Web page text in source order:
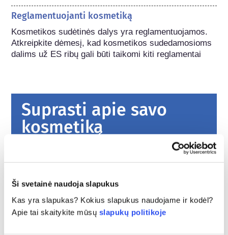
Ši svetainė naudoja slapukus
Kas yra slapukas? Kokius slapukus naudojame ir kodėl?
Apie tai skaitykite mūsų slapukų politikoje
Reglamentuojanti kosmetiką
Kosmetikos sudėtinės dalys yra reglamentuojamos.
Atkreipkite dėmesį, kad kosmetikos sudedamosioms
dalims už ES ribų gali būti taikomi kiti reglamentai
Suprasti apie savo
kosmetiką
Griežtais įstatymais užtikrinama, kad Europos
higienos produktai būtų saugūs žmonėms
naudoti. Įmonės, nacionalinės ir Europos
plačiau
Ką turėčiau žinoti apie endokrininę